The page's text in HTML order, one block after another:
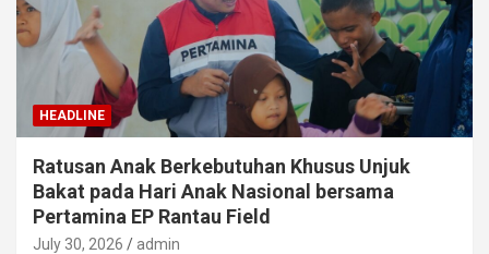
HEADLINE
Ratusan Anak Berkebutuhan Khusus Unjuk
Bakat pada Hari Anak Nasional bersama
Pertamina EP Rantau Field
July 30, 2026 admin